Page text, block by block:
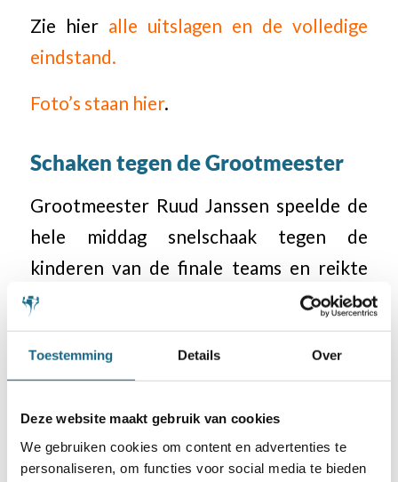
Toestemming Details Over
Deze website maakt gebruik van cookies
We gebruiken cookies om content en advertenties te
personaliseren, om functies voor social media te bieden
Zie hier alle uitslagen en de volledige
eindstand.
Foto’s staan hier.
Schaken tegen de Grootmeester
Grootmeester Ruud Janssen speelde de
hele middag snelschaak tegen de
kinderen van de finale teams en reikte
daarna de prijzen uit aan de winnaars. Hij
werd nog even herinnert aan het feit dat
hij in een officiële partij ooit tegen
heeft gespeeld. Dat maakte wel indruk
op de finalisten, want die naam kende ze